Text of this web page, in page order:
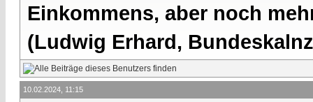
Einkommens, aber noch
(Ludwig Erhard,
10.02.2024, 11:15